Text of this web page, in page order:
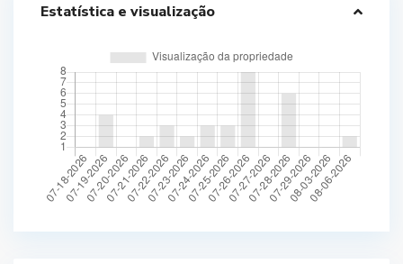
Estatística e visualização